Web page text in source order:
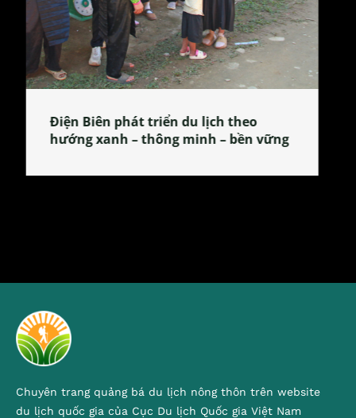
Làng làm bánh tẻ Phú Nhi – nơi lan
tỏa đặc sản xứ Đoài
Chuyên trang quảng bá du lịch nông thôn trên website
du lịch quốc gia của Cục Du lịch Quốc gia Việt Nam